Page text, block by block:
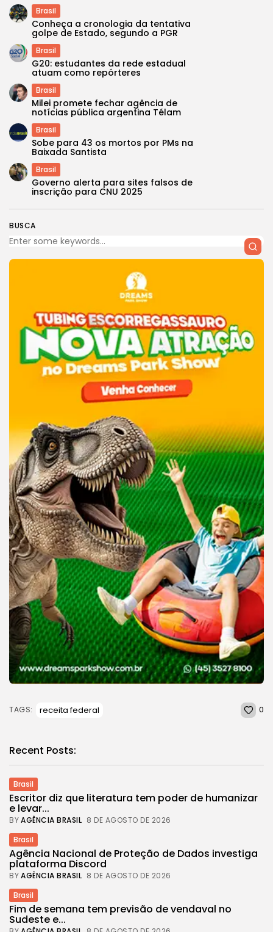
BUSCA
Brasil
Conheça a cronologia da tentativa
golpe de Estado, segundo a PGR
Brasil
G20: estudantes da rede estadual
atuam como repórteres
Brasil
Milei promete fechar agência de
notícias pública argentina Télam
Brasil
Sobe para 43 os mortos por PMs na
Baixada Santista
Brasil
Governo alerta para sites falsos de
inscrição para CNU 2025
TAGS: receita federal 0
Recent Posts:
Brasil
Escritor diz que literatura tem poder de humanizar
e levar...
BYAGÊNCIA BRASIL 8 DE AGOSTO DE 2026
Brasil
Agência Nacional de Proteção de Dados investiga
plataforma Discord
BYAGÊNCIA BRASIL 8 DE AGOSTO DE 2026
Brasil
Fim de semana tem previsão de vendaval no
Sudeste e...